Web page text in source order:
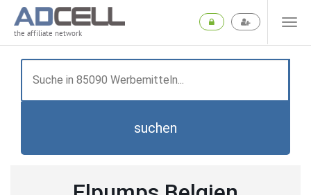
the affiliate network
suchen